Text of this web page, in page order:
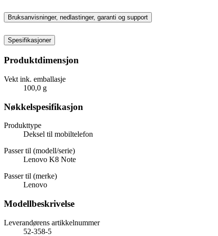
Bruksanvisninger, nedlastinger, garanti og support
Spesifikasjoner
Produktdimensjon
Vekt ink. emballasje
100,0 g
Nøkkelspesifikasjon
Produkttype
Deksel til mobiltelefon
Passer til (modell/serie)
Lenovo K8 Note
Passer til (merke)
Lenovo
Modellbeskrivelse
Leverandørens artikkelnummer
52-358-5